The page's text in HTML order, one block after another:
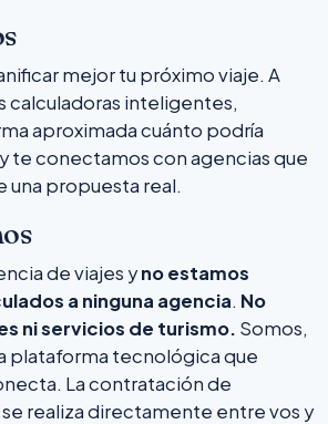
mejor tu próximo viaje. A
calculadoras inteligentes,
aproximada cuánto podría
te conectamos con agencias que
propuesta real.
de viajes yno estamos
a ninguna agencia. No
ni servicios de turismo. Somos,
plataforma tecnológica que
La contratación de
realiza directamente entre vos y